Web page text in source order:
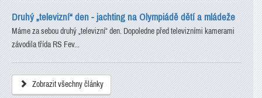
Druhý „televizní“ den - jachting na Olympiádě dětí a mládeže
Máme za sebou druhý „televizní“ den. Dopoledne před televizními kamerami
závodila třída RS Fev...
Zobrazit všechny články